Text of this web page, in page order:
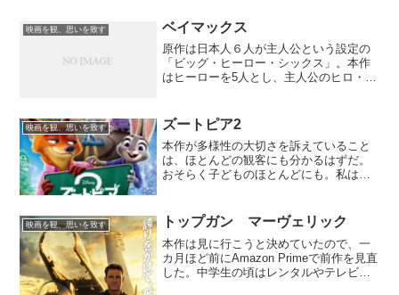
映画を観、思いを致す ベイマックス
原作は日本人６人が主人公という設定の
「ビッグ・ヒーロー・シックス」。本作
はヒーローを5人とし、主人公のヒロ・ハ
えば、40～50代の日本人にとってはお馴
染みである。それ...
映画を観、思いを致す ズートピア2
本作が多様性の大切さを訴えていること
は、ほとんどの観客にも分かるはずだ。
おそらく子どものほとんどにも。私は見
った。多様性、つまりダイバーシティ
は、私たちの周りにあふれて...
映画を観、思いを致す トップガン マーヴェリック
本作は見に行こうと決めていたので、一
カ月ほど前にAmazon Primeで前作を見直
した。中学生の頃はレンタルやテレビ放